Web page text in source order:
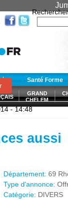
Rechercher
Santé Forme
GRAND
CHELEM
- 14:48
aussi
Département: 69
Type d'annonce:
Catégorie: DIVERS